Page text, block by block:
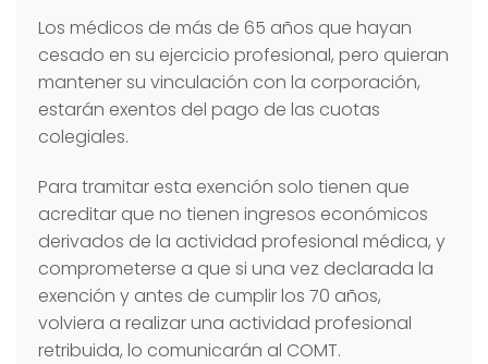
Los médicos de más de 65 años que hayan
cesado en su ejercicio profesional, pero quieran
mantener su vinculación con la corporación,
estarán exentos del pago de las cuotas
colegiales.
Para tramitar esta exención solo tienen que
acreditar que no tienen ingresos económicos
derivados de la actividad profesional médica, y
comprometerse a que si una vez declarada la
exención y antes de cumplir los 70 años,
volviera a realizar una actividad profesional
retribuida, lo comunicarán al COMT.